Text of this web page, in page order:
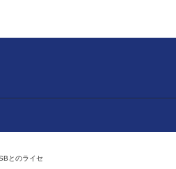
とのライセ